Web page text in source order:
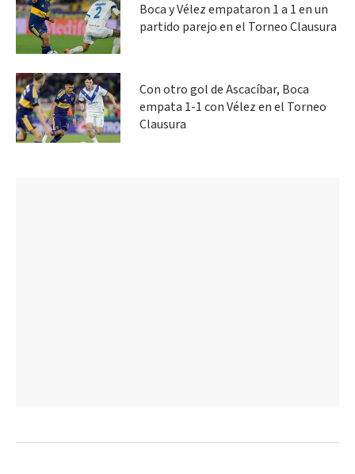
Boca y Vélez empataron 1 a 1 en un
partido parejo en el Torneo Clausura
Con otro gol de Ascacíbar, Boca
empata 1-1 con Vélez en el Torneo
Clausura